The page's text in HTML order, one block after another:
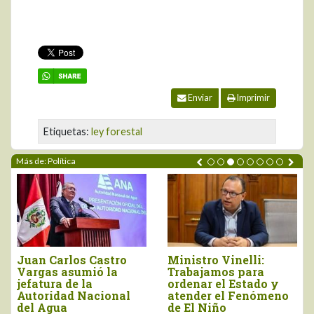
Enviar Imprimir
Etiquetas: ley forestal
Más de: Política
Vinelli:
para
el Estado y
el Fenómeno
Gobierno simplificará
procesos para acceso
a créditos del Banco
Agropecuario
Midagri